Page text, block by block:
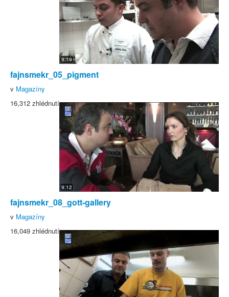
9:19
fajnsmekr_05_pigment
v Magazíny
16,312 zhlédnutí
9:12
fajnsmekr_08_gott-gallery
v Magazíny
16,049 zhlédnutí